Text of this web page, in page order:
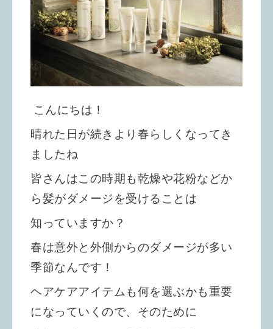
こんにちは！
晴れた日が続きより春らしくなってき
ましたね
皆さんはこの時期も乾燥や花粉などか
ら髪がダメージを受けることは
知っていますか？
春は意外と外側からのダメージが多い
季節なんです！
ヘアケアアイテムも何を選ぶかも重要
になっていくので、そのために